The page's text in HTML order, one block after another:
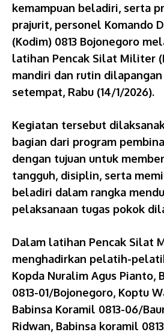
kemampuan beladiri, serta
prajurit, personel Komando
(Kodim) 0813 Bojonegoro
latihan Pencak Silat Militer
mandiri dan rutin
setempat, Rabu (14/1/2026).
Kegiatan tersebut
bagian dari program
dengan tujuan untuk
tangguh, disiplin, serta
beladiri dalam rangka
pelaksanaan tugas pokok
Dalam latihan Pencak Silat
menghadirkan pelatih-
Kopda Nuralim Agus Pianto,
0813-01/Bojonegoro, Koptu
Babinsa Koramil 0813-06/
Ridwan, Babinsa koramil